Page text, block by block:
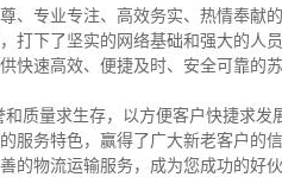
、专业专注、高效务实、热情奉
打下了坚实的网络基础和强大的人
快速高效、便捷及时、安全可靠的
质量求生存，以方便客户快捷求
服务特色，赢得了广大新老客户的
的物流运输服务，成为您成功的好